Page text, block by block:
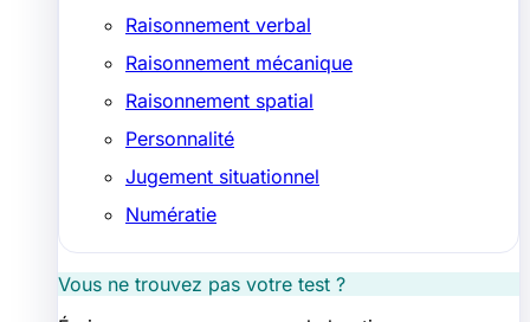
Raisonnement verbal
Raisonnement mécanique
Raisonnement spatial
Personnalité
Jugement situationnel
Numératie
Vous ne trouvez pas votre test ?